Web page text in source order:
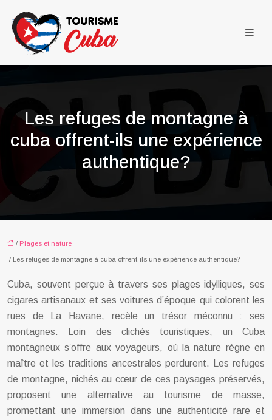
Les refuges de montagne à
cuba offrent-ils une expérience
authentique?
/ Plages et nature
/ Les refuges de montagne à cuba offrent-ils une expérience authentique?
Cuba, souvent perçue à travers ses plages idylliques, ses
cigares artisanaux et ses voitures d’époque qui colorent les
rues de La Havane, recèle un trésor méconnu : ses
montagnes. Loin des clichés touristiques, un Cuba
montagneux s’offre aux voyageurs, où la nature règne en
maître et les traditions ancestrales perdurent. Les refuges
de montagne, nichés au cœur de ces paysages préservés,
proposent une alternative au tourisme de masse,
promettant une immersion dans une authenticité rare et